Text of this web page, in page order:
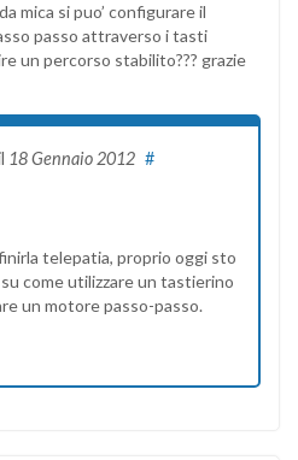
mica si puo’ configurare il
passo attraverso i tasti
un percorso stabilito??? grazie
18 Gennaio 2012 #
telepatia, proprio oggi sto
come utilizzare un tastierino
un motore passo-passo.